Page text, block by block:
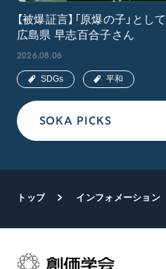
SOKA PICKS
【被爆証言】「原爆の子」とし
広島県 早志百合子さん
2026.08.06
SDGs 平和
トップ インフォメーション